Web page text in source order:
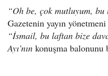
“Oh be, çok mutluyum,
Gazetenin yayın yönetmeni
“İsmail, bu laftan bize
Ayı'nın konuşma